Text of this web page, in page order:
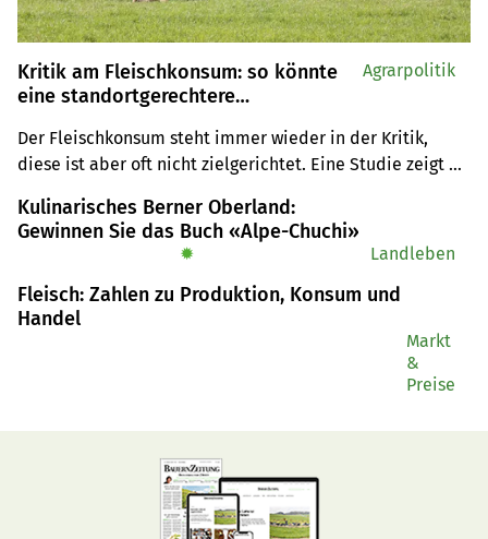
Kritik am Fleischkonsum: so könnte
eine standortgerechtere
aussehen
Der Fleischkonsum steht immer wieder in der Kritik,
diese ist aber oft nicht zielgerichtet. Eine Studie zeigt
Fleischkonsum ausrichten könnte.
Agrarpolitik
Kulinarisches Berner Oberland:
Gewinnen Sie das Buch «Alpe-Chuchi»
✹ Landleben
Fleisch: Zahlen zu Produktion, Konsum und
Handel
Markt
&
Preise